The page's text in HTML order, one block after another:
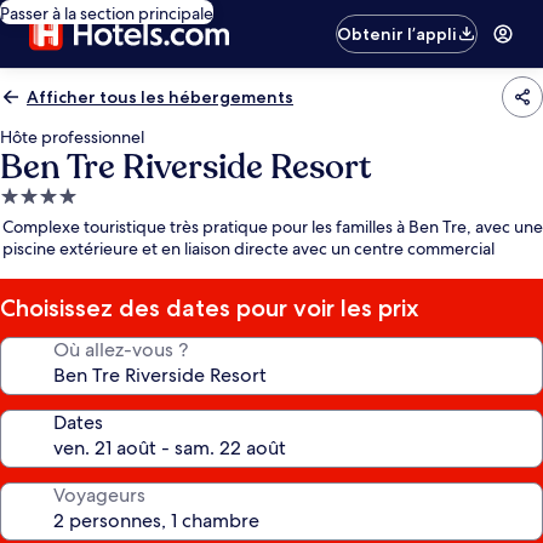
Passer à la section principale
Obtenir l’appli
Afficher tous les hébergements
Hôte professionnel
Ben Tre Riverside Resort
Hébergement
4.0 étoiles
Complexe touristique très pratique pour les familles à Ben Tre, avec une
piscine extérieure et en liaison directe avec un centre commercial
Choisissez des dates pour voir les prix
Où allez-vous ?
Dates
Voyageurs